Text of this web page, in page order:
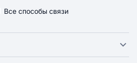
Все способы связи